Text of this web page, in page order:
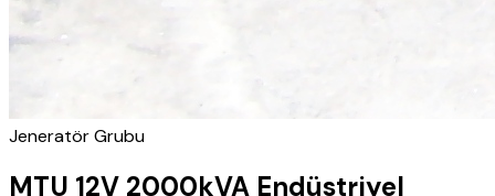
Jeneratör Grubu
MTU 12V 2000kVA Endüstriyel